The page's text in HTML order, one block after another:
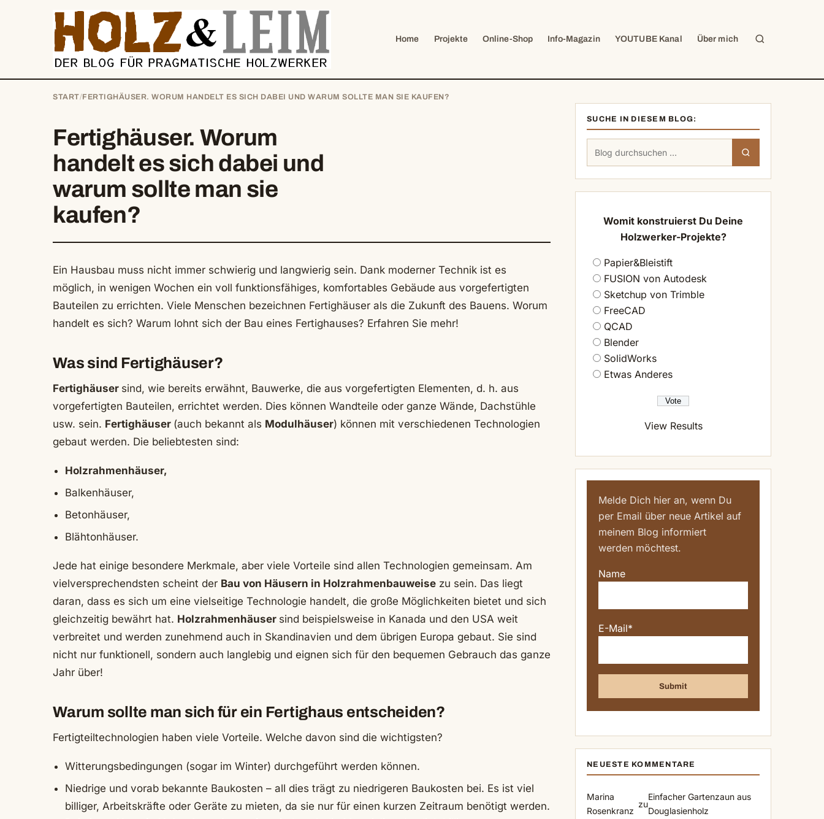
Home Projekte Online-Shop Info-Magazin YOUTUBE Kanal Über mich
Suche
START/FERTIGHÄUSER. WORUM HANDELT ES SICH DABEI UND WARUM SOLLTE MAN SIE KAUFEN?
Fertighäuser. Worum
handelt es sich dabei und
warum sollte man sie
kaufen?
Ein Hausbau muss nicht immer schwierig und langwierig sein. Dank moderner Technik ist es
möglich, in wenigen Wochen ein voll funktionsfähiges, komfortables Gebäude aus vorgefertigten
Bauteilen zu errichten. Viele Menschen bezeichnen Fertighäuser als die Zukunft des Bauens. Worum
handelt es sich? Warum lohnt sich der Bau eines Fertighauses? Erfahren Sie mehr!
Was sind Fertighäuser?
Fertighäuser sind, wie bereits erwähnt, Bauwerke, die aus vorgefertigten Elementen, d. h. aus
vorgefertigten Bauteilen, errichtet werden. Dies können Wandteile oder ganze Wände, Dachstühle
usw. sein. Fertighäuser (auch bekannt als Modulhäuser) können mit verschiedenen Technologien
gebaut werden. Die beliebtesten sind:
Holzrahmenhäuser,
Balkenhäuser,
Betonhäuser,
Blähtonhäuser.
Jede hat einige besondere Merkmale, aber viele Vorteile sind allen Technologien gemeinsam. Am
vielversprechendsten scheint der Bau von Häusern in Holzrahmenbauweise zu sein. Das liegt
daran, dass es sich um eine vielseitige Technologie handelt, die große Möglichkeiten bietet und sich
gleichzeitig bewährt hat. Holzrahmenhäuser sind beispielsweise in Kanada und den USA weit
verbreitet und werden zunehmend auch in Skandinavien und dem übrigen Europa gebaut. Sie sind
nicht nur funktionell, sondern auch langlebig und eignen sich für den bequemen Gebrauch das ganze
Jahr über!
Warum sollte man sich für ein Fertighaus entscheiden?
Fertigteiltechnologien haben viele Vorteile. Welche davon sind die wichtigsten?
Witterungsbedingungen (sogar im Winter) durchgeführt werden können.
Niedrige und vorab bekannte Baukosten – all dies trägt zu niedrigeren Baukosten bei. Es ist viel
billiger, Arbeitskräfte oder Geräte zu mieten, da sie nur für einen kurzen Zeitraum benötigt werden.
SUCHE IN DIESEM BLOG:
nach:
Womit konstruierst Du Deine
Holzwerker-Projekte?
Papier&Bleistift
FUSION von Autodesk
Sketchup von Trimble
FreeCAD
QCAD
Blender
SolidWorks
Etwas Anderes
View Results
Melde Dich hier an, wenn Du
per Email über neue Artikel auf
meinem Blog informiert
werden möchtest.
Name
E-Mail*
NEUESTE KOMMENTARE
Marina
Rosenkranz
zu
Einfacher Gartenzaun aus
Douglasienholz